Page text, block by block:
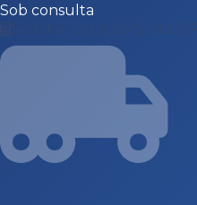
Sob consulta